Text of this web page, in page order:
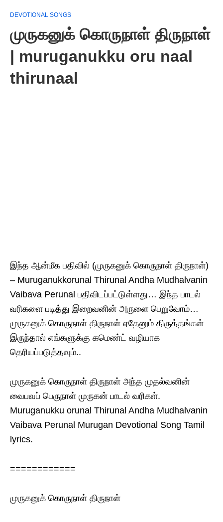
DEVOTIONAL SONGS
முருகனுக் கொருநாள் திருநாள்
| muruganukku oru naal
thirunaal
இந்த ஆன்மீக பதிவில் (முருகனுக் கொருநாள் திருநாள்)
– Muruganukkorunal Thirunal Andha Mudhalvanin
Vaibava Perunal பதிவிடப்பட்டுள்ளது… இந்த பாடல்
வரிகளை படித்து இறைவனின் அருளை பெறுவோம்…
முருகனுக் கொருநாள் திருநாள் ஏதேனும் திருத்தங்கள்
இருந்தால் எங்களுக்கு கமெண்ட் வழியாக
தெரியப்படுத்தவும்..
முருகனுக் கொருநாள் திருநாள் அந்த முதல்வனின்
வைபவப் பெருநாள் முருகன் பாடல் வரிகள்.
Muruganukku orunal Thirunal Andha Mudhalvanin
Vaibava Perunal Murugan Devotional Song Tamil
lyrics.
============
முருகனுக் கொருநாள் திருநாள்